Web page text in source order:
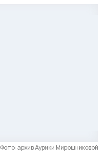
Фото: архив Аурики Мирошниковой